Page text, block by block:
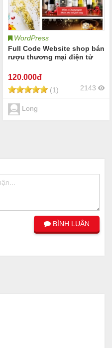
WordPress
Full Code Website shop bán
rượu thương mại điện tử
120.000đ
(1) 2143
Long
BÌNH LUẬN